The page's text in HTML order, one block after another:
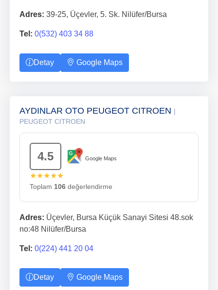
Adres: 39-25, Üçevler, 5. Sk. Nilüfer/Bursa
Tel: 0(532) 403 34 88
Detay Google Maps
AYDINLAR OTO PEUGEOT CITROEN |
PEUGEOT CITROEN
4.5 Google Maps
★★★★★
Toplam 106 değerlendirme
Adres: Üçevler, Bursa Küçük Sanayi Sitesi 48.sok
no:48 Nilüfer/Bursa
Tel: 0(224) 441 20 04
Detay Google Maps